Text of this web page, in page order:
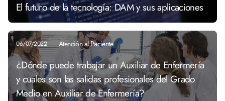
El futuro de la tecnología: DAM y sus aplicaciones
06/07/2022 Atención al Paciente
¿Dónde puede trabajar un Auxiliar de Enfermería
y cuales son las salidas profesionales del Grado
Medio en Auxiliar de Enfermería?